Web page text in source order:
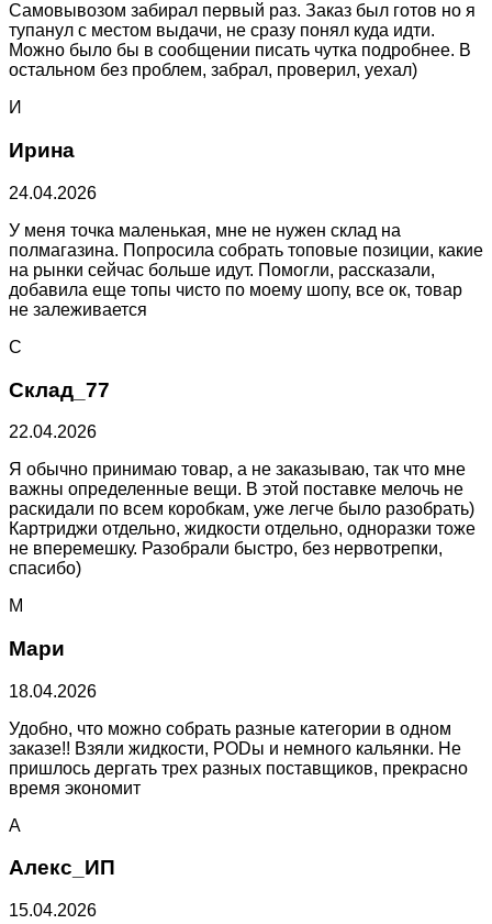
Самовывозом забирал первый раз. Заказ был готов но я
тупанул с местом выдачи, не сразу понял куда идти.
Можно было бы в сообщении писать чутка подробнее. В
остальном без проблем, забрал, проверил, уехал)
И
Ирина
24.04.2026
У меня точка маленькая, мне не нужен склад на
полмагазина. Попросила собрать топовые позиции, какие
на рынки сейчас больше идут. Помогли, рассказали,
добавила еще топы чисто по моему шопу, все ок, товар
не залеживается
С
Склад_77
22.04.2026
Я обычно принимаю товар, а не заказываю, так что мне
важны определенные вещи. В этой поставке мелочь не
раскидали по всем коробкам, уже легче было разобрать)
Картриджи отдельно, жидкости отдельно, одноразки тоже
не вперемешку. Разобрали быстро, без нервотрепки,
спасибо)
М
Мари
18.04.2026
Удобно, что можно собрать разные категории в одном
заказе!! Взяли жидкости, PODы и немного кальянки. Не
пришлось дергать трех разных поставщиков, прекрасно
время экономит
А
Алекс_ИП
15.04.2026